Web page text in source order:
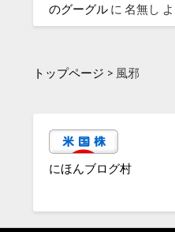
のグーグル に 名無し
トップページ > 風邪
にほんブログ村